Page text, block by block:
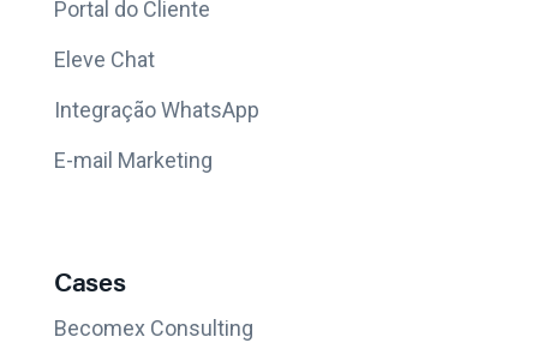
Portal do Cliente
Eleve Chat
Integração WhatsApp
E-mail Marketing
Cases
Becomex Consulting